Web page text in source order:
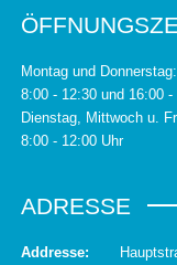
Montag und Donnerstag:
8:00 - 12:30 und 16:00 -
Dienstag, Mittwoch u.
8:00 - 12:00 Uhr
ADRESSE
Addresse: